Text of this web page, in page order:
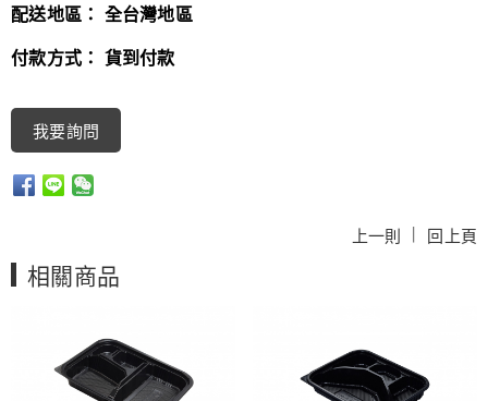
配送地區： 全台灣地區
付款方式： 貨到付款
我要詢問
上一則 | 回上頁
相關商品